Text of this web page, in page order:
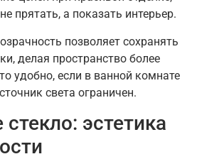
прятать, а показать интерьер.
позволяет сохранять
делая пространство более
удобно, если в ванной комнате
света ограничен.
эстетика